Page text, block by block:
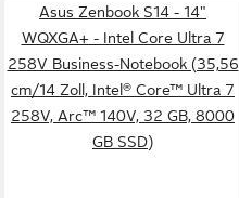
Asus Zenbook S14 - 14"
WQXGA+ - Intel Core Ultra 7
258V Business-Notebook (35,56
cm/14 Zoll, Intel® Core™ Ultra 7
258V, Arc™ 140V, 32 GB, 8000
GB SSD)